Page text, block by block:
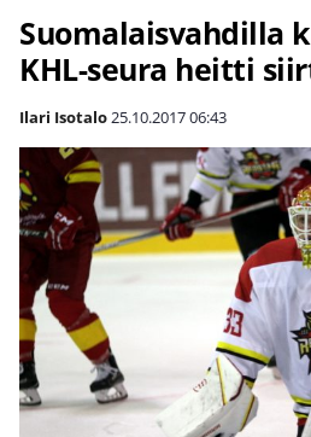
Suomalaisvahdilla
KHL-seura heitti
Ilari Isotalo25.10.201706:43